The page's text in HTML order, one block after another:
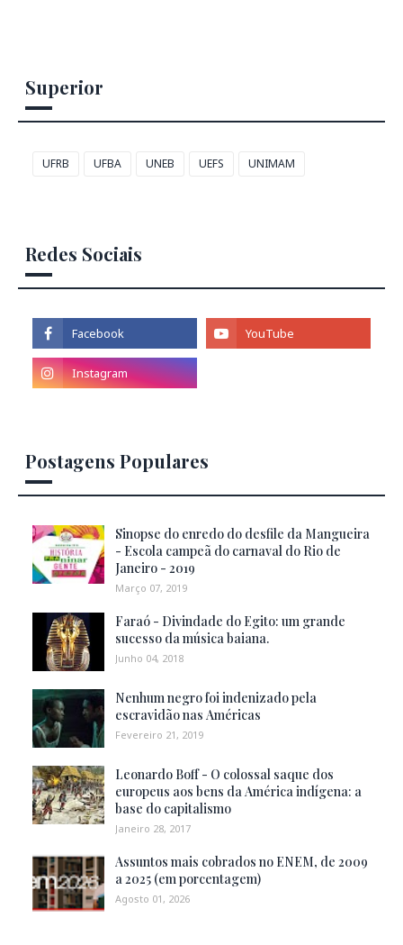
Superior
UFRB UFBA UNEB UEFS UNIMAM
Redes Sociais
Postagens Populares
Sinopse do enredo do desfile da Mangueira
- Escola campeã do carnaval do Rio de
Janeiro - 2019
Março 07, 2019
Faraó - Divindade do Egito: um grande
sucesso da música baiana.
Junho 04, 2018
Nenhum negro foi indenizado pela
escravidão nas Américas
Fevereiro 21, 2019
Leonardo Boff - O colossal saque dos
europeus aos bens da América indígena: a
base do capitalismo
Janeiro 28, 2017
Assuntos mais cobrados no ENEM, de 2009
a 2025 (em porcentagem)
Agosto 01, 2026